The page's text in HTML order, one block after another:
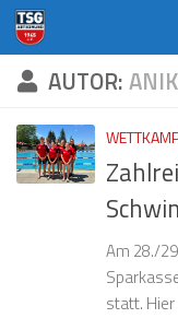
Zum Inhalt springen
AUTOR:
Am 28./
statt. Hier